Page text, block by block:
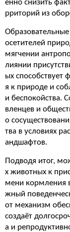
енно снизить
рриторий из
осетителей
мягчении
лиянии
ых способствует
я к природе и
и беспокойства.
вленцев и
о
тва в условиях
андшафтов.
Подводя итог,
х животных к
мени кормления
жный
от механизм
создаёт
а и